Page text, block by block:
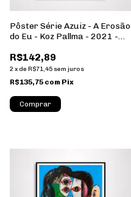
Pôster Série Azuiz - A Erosão
do Eu - Koz Pallma - 2021 -
Moldura
R$142,89
2 x de R$71,45 sem juros
R$135,75 com Pix
Comprar